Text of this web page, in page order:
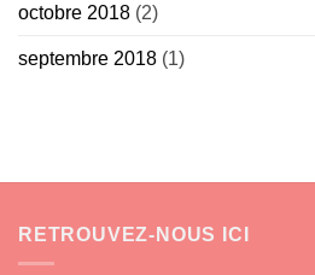
octobre 2018 (2)
septembre 2018 (1)
RETROUVEZ-NOUS ICI